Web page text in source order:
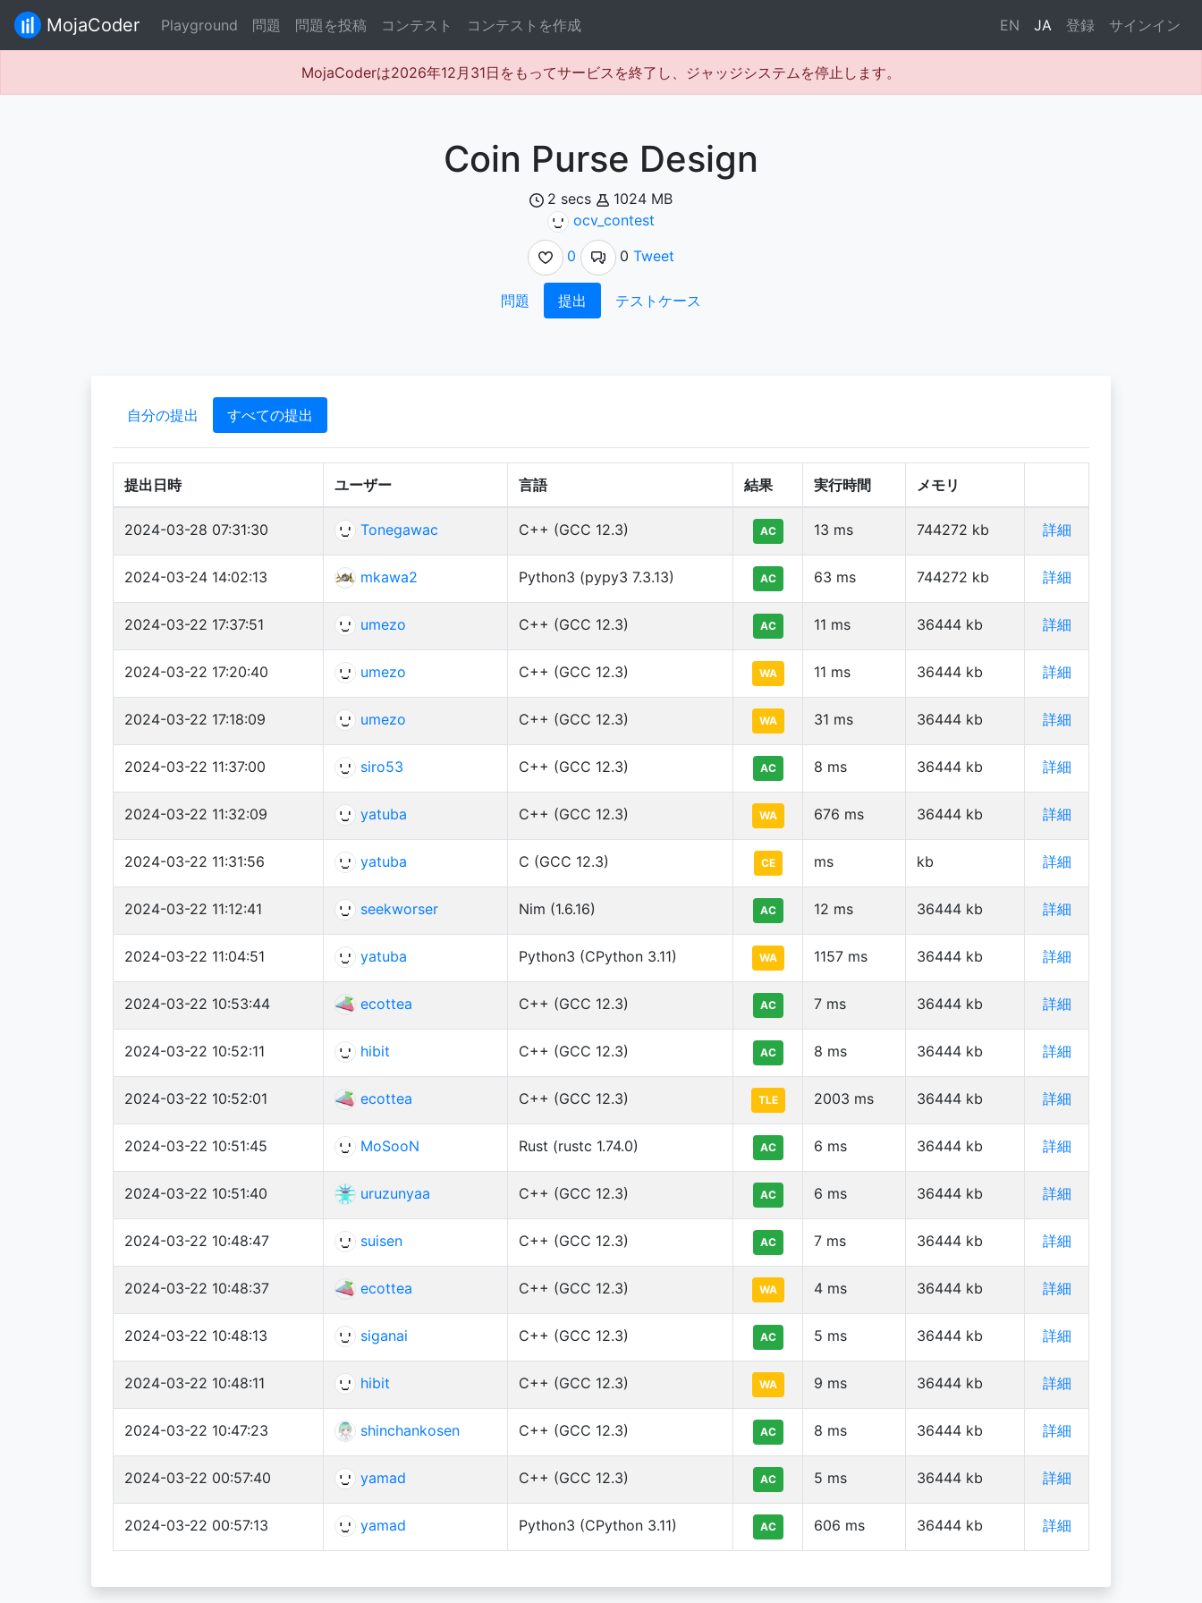
MojaCoder Playground 問題 問題を投稿 コンテスト コンテストを作成 EN JA 登録 サインイン
MojaCoderは2026年12月31日をもってサービスを終了し、ジャッジシステムを停止します。
Coin Purse Design
2 secs
1024 MB
ocv_contest
0
0 Tweet
問題 提出 テストケース
自分の提出 すべての提出
提出日時 ユーザー 言語 結果 実行時間 メモリ
2024-03-28 07:31:30 Tonegawac C++ (GCC 12.3) AC 13 ms 744272 kb 詳細
2024-03-24 14:02:13 mkawa2 Python3 (pypy3 7.3.13) AC 63 ms 744272 kb 詳細
2024-03-22 17:37:51 umezo C++ (GCC 12.3) AC 11 ms 36444 kb 詳細
2024-03-22 17:20:40 umezo C++ (GCC 12.3) WA 11 ms 36444 kb 詳細
2024-03-22 17:18:09 umezo C++ (GCC 12.3) WA 31 ms 36444 kb 詳細
2024-03-22 11:37:00 siro53 C++ (GCC 12.3) AC 8 ms 36444 kb 詳細
2024-03-22 11:32:09 yatuba C++ (GCC 12.3) WA 676 ms 36444 kb 詳細
2024-03-22 11:31:56 yatuba C (GCC 12.3) CE ms kb 詳細
2024-03-22 11:12:41 seekworser Nim (1.6.16) AC 12 ms 36444 kb 詳細
2024-03-22 11:04:51 yatuba Python3 (CPython 3.11) WA 1157 ms 36444 kb 詳細
2024-03-22 10:53:44 ecottea C++ (GCC 12.3) AC 7 ms 36444 kb 詳細
2024-03-22 10:52:11 hibit C++ (GCC 12.3) AC 8 ms 36444 kb 詳細
2024-03-22 10:52:01 ecottea C++ (GCC 12.3) TLE 2003 ms 36444 kb 詳細
2024-03-22 10:51:45 MoSooN Rust (rustc 1.74.0) AC 6 ms 36444 kb 詳細
2024-03-22 10:51:40 uruzunyaa C++ (GCC 12.3) AC 6 ms 36444 kb 詳細
2024-03-22 10:48:47 suisen C++ (GCC 12.3) AC 7 ms 36444 kb 詳細
2024-03-22 10:48:37 ecottea C++ (GCC 12.3) WA 4 ms 36444 kb 詳細
2024-03-22 10:48:13 siganai C++ (GCC 12.3) AC 5 ms 36444 kb 詳細
2024-03-22 10:48:11 hibit C++ (GCC 12.3) WA 9 ms 36444 kb 詳細
2024-03-22 10:47:23 shinchankosen C++ (GCC 12.3) AC 8 ms 36444 kb 詳細
2024-03-22 00:57:40 yamad C++ (GCC 12.3) AC 5 ms 36444 kb 詳細
2024-03-22 00:57:13 yamad Python3 (CPython 3.11) AC 606 ms 36444 kb 詳細